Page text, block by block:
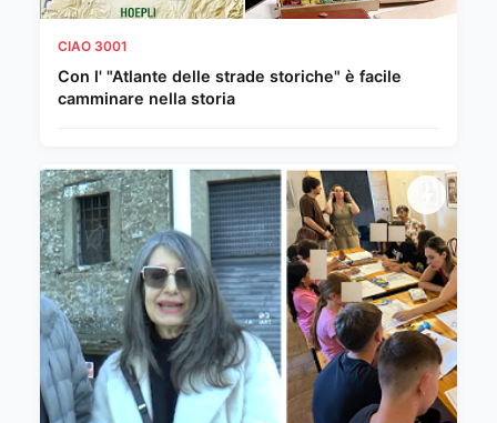
CIAO 3001
Con l' "Atlante delle strade storiche" è facile
camminare nella storia